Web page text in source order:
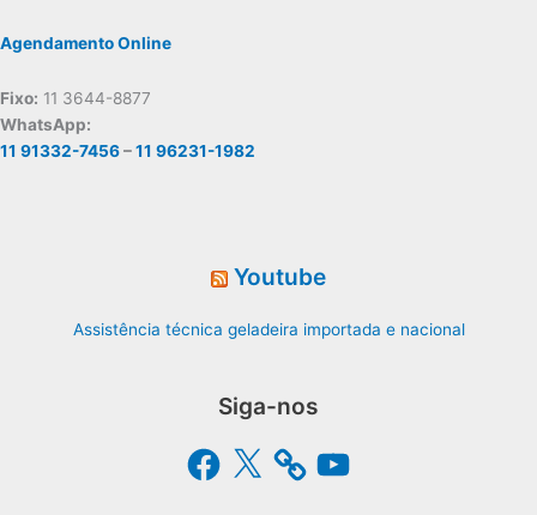
Agendamento Online
Fixo: 11 3644-8877
WhatsApp:
11 91332-7456–11 96231-1982
Youtube
Assistência técnica geladeira importada e nacional
Siga-nos
Facebook
X YouTube